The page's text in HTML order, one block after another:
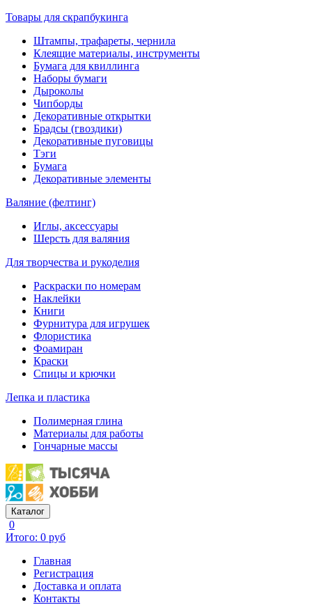
Товары для скрапбукинга
Штампы, трафареты, чернила
Клеящие материалы, инструменты
Бумага для квиллинга
Наборы бумаги
Дыроколы
Чипборды
Декоративные открытки
Брадсы (гвоздики)
Декоративные пуговицы
Тэги
Бумага
Декоративные элементы
Валяние (фелтинг)
Иглы, аксессуары
Шерсть для валяния
Для творчества и рукоделия
Раскраски по номерам
Наклейки
Книги
Фурнитура для игрушек
Флористика
Фоамиран
Краски
Спицы и крючки
Лепка и пластика
Полимерная глина
Материалы для работы
Гончарные массы
Каталог
0
Итого: 0 руб
Главная
Регистрация
Доставка и оплата
Контакты